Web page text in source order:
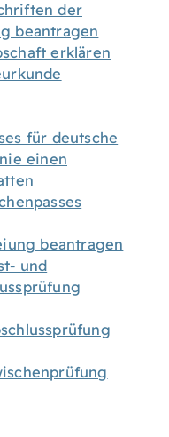
der
beantragen
erklären
für deutsche
einen
beantragen
und